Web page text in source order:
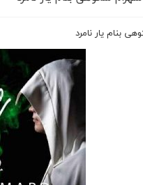
بنام یار نامرد